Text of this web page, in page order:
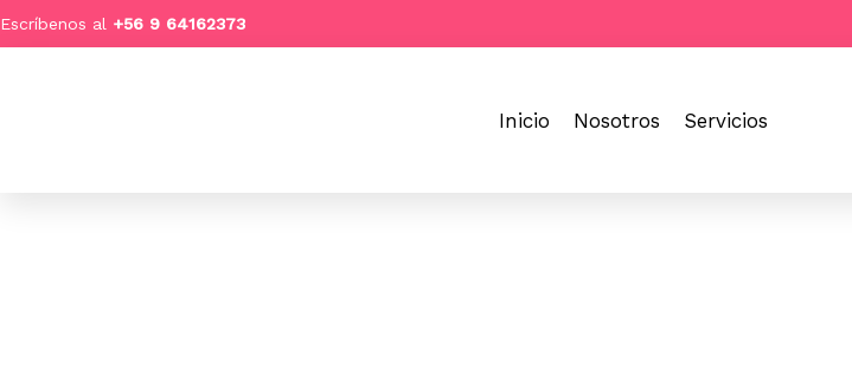
Ir
al
Escríbenos al +56 9 64162373
Inicio Nosotros Servicios